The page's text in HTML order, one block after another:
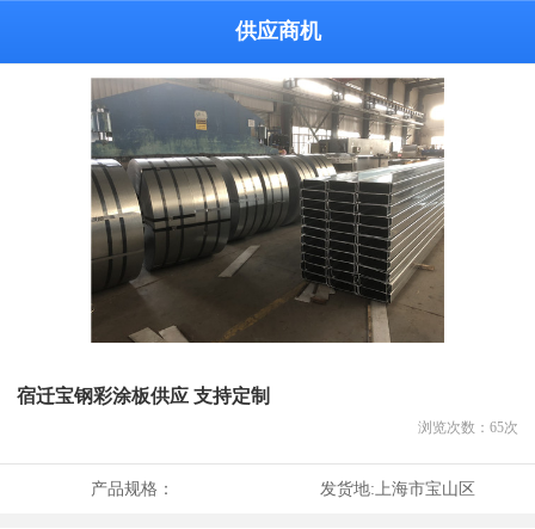
供应商机
宿迁宝钢彩涂板供应 支持定制
浏览次数： 65次
产品规格： 发货地:上海市宝山区